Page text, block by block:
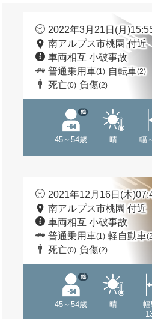
2022年3月21日(月
南アルプス市桃園 付近
車両相互 小破事故
普通乗用車(1) 自転車(2)
死亡(0) 負傷(2)
45～54歳
他
晴 幅
2021年12月16日(木
南アルプス市桃園 付近
車両相互 小破事故
普通乗用車(1) 軽自動車
死亡(0) 負傷(2)
45～54歳
他
晴
幅